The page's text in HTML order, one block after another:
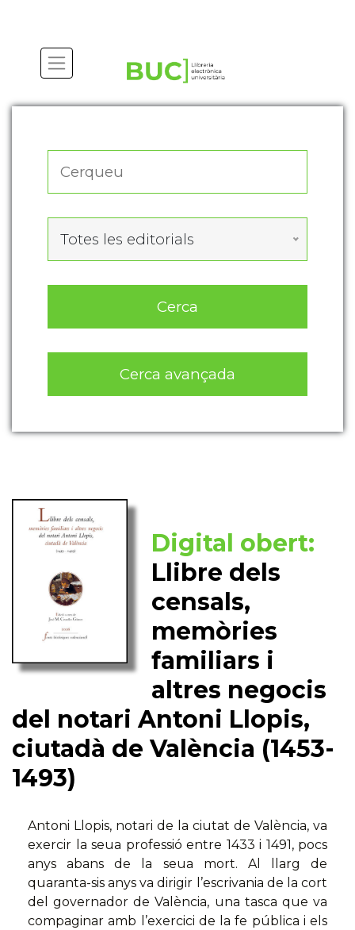
Totes les editorials
Cerca
Cerca avançada
Digital obert:
Llibre dels
censals,
memòries
familiars i
altres negocis
del notari Antoni Llopis,
ciutadà de València (1453-
1493)
Antoni Llopis, notari de la ciutat de València, va
exercir la seua professió entre 1433 i 1491, pocs
anys abans de la seua mort. Al llarg de
quaranta-sis anys va dirigir l’escrivania de la cort
del governador de València, una tasca que va
compaginar amb l’exercici de la fe pública i els